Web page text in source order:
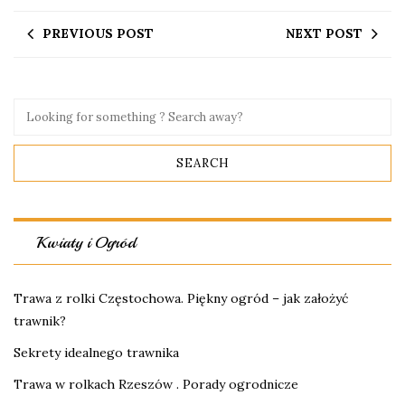
PREVIOUS POST NEXT POST
Kwiaty i Ogród
Trawa z rolki Częstochowa. Piękny ogród – jak założyć
trawnik?
Sekrety idealnego trawnika
Trawa w rolkach Rzeszów . Porady ogrodnicze